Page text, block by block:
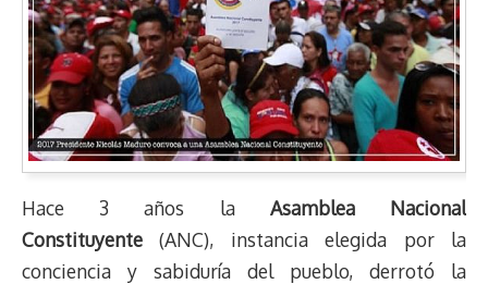
Hace 3 años la Asamblea Nacional
Constituyente (ANC), instancia elegida por la
conciencia y sabiduría del pueblo, derrotó la